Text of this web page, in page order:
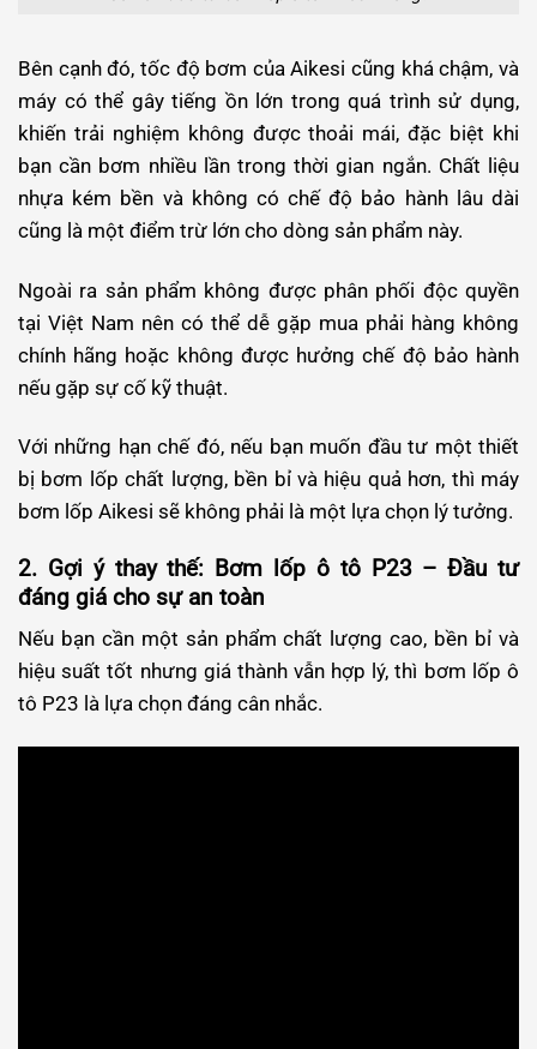
Bên cạnh đó, tốc độ bơm của Aikesi cũng khá chậm, và
máy có thể gây tiếng ồn lớn trong quá trình sử dụng,
khiến trải nghiệm không được thoải mái, đặc biệt khi
bạn cần bơm nhiều lần trong thời gian ngắn. Chất liệu
nhựa kém bền và không có chế độ bảo hành lâu dài
cũng là một điểm trừ lớn cho dòng sản phẩm này.
Ngoài ra sản phẩm không được phân phối độc quyền
tại Việt Nam nên có thể dễ gặp mua phải hàng không
chính hãng hoặc không được hưởng chế độ bảo hành
nếu gặp sự cố kỹ thuật.
Với những hạn chế đó, nếu bạn muốn đầu tư một thiết
bị bơm lốp chất lượng, bền bỉ và hiệu quả hơn, thì máy
bơm lốp Aikesi sẽ không phải là một lựa chọn lý tưởng.
2. Gợi ý thay thế: Bơm lốp ô tô P23 – Đầu tư
đáng giá cho sự an toàn
Nếu bạn cần một sản phẩm chất lượng cao, bền bỉ và
hiệu suất tốt nhưng giá thành vẫn hợp lý, thì bơm lốp ô
tô P23 là lựa chọn đáng cân nhắc.